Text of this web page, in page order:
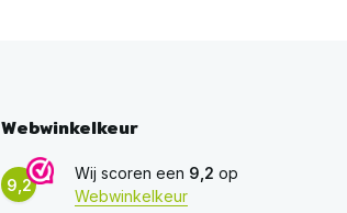
Webwinkelkeur
9,2
Wij scoren een 9,2 op
Webwinkelkeur